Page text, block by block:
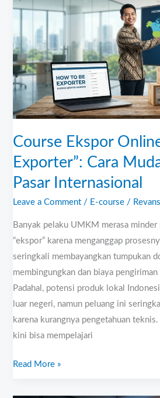
Course Ekspor
Exporter”: Cara
Pasar Internasional
Leave a Comment / E-course / Revans
Banyak pelaku UMKM merasa minder
“ekspor” karena menganggap
seringkali membayangkan tumpukan
membingungkan dan biaya
Padahal, potensi produk lokal
luar negeri, namun peluang ini
karena kurangnya pengetahuan
kini bisa mempelajari
Ekspor
Online
“How
To
Be
Exporter”:
Cara
Tembus
Pasar
Internasional
Read More »